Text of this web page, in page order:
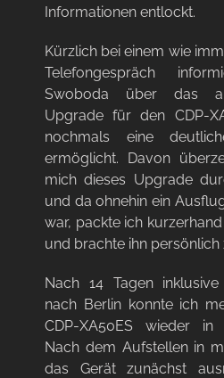
Informationen entlockt.
Kürzlich bei einem wie
Telefongespräch
Swoboda über das
Upgrade für den CDP-
nochmals eine
ermöglicht. Davon
mich dieses Upgrade
und da ohnehin ein
war, packte ich
und brachte ihn
Nach 14 Tagen
nach Berlin konnte ich
CDP-XA50ES wieder in
Nach dem Aufstellen in
das Gerät zunächst